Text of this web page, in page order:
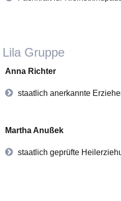
Lila Gruppe
Anna Richter
staatlich anerkannte
Martha Anußek
staatlich geprüfte